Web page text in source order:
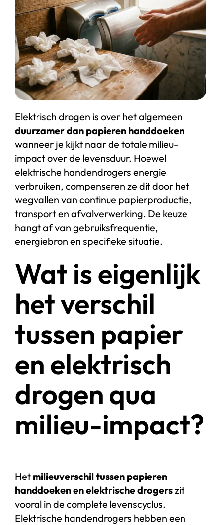
Start chat
Webshop
Elektrisch drogen is over het algemeen
duurzamer dan papieren handdoeken
wanneer je kijkt naar de totale milieu-
impact over de levensduur. Hoewel
elektrische handendrogers energie
verbruiken, compenseren ze dit door het
wegvallen van continue papierproductie,
transport en afvalverwerking. De keuze
hangt af van gebruiksfrequentie,
energiebron en specifieke situatie.
Wat is eigenlijk
het verschil
tussen papier
en elektrisch
drogen qua
milieu-impact?
Het milieuverschil tussen papieren
handdoeken en elektrische drogerszit
vooral in de complete levenscyclus.
Elektrische handendrogers hebben een